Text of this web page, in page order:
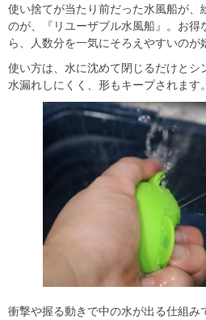
使い捨てが当たり前だった水風船が、
のが、『リユーザブル水風船』。お
ら、人数分を一気にそろえやすいのが
使い方は、水に沈めて閉じるだけとシ
水漏れしにくく、形もキープされます。
衝撃や握る動きで中の水が出る仕組み